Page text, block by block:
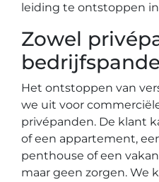
leiding te ontstoppen in
Zowel
Het ontstoppen van
we uit voor
privépanden. De klant
of een appartement,
penthouse of een
maar geen zorgen. We